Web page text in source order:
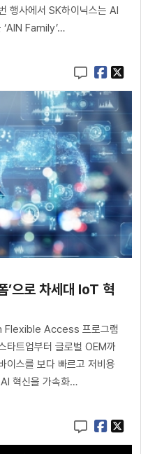
행사에서 SK하이닉스는 AI
‘AIN Family’…
으로 차세대 IoT 혁
Flexible Access 프로그램
타트업부터 글로벌 OEM까
이스를 보다 빠르고 저비용
혁신을 가속화…